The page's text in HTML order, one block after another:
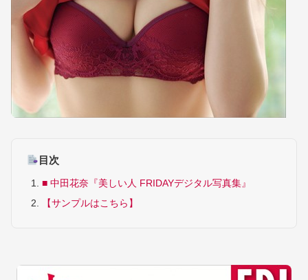
目次
■ 中田花奈『美しい人 FRIDAYデジタル写真集』
【サンプルはこちら】